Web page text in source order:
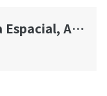
Exploração Sem Fim: Indústria Espacial, Aeronáutica e Marítima da China